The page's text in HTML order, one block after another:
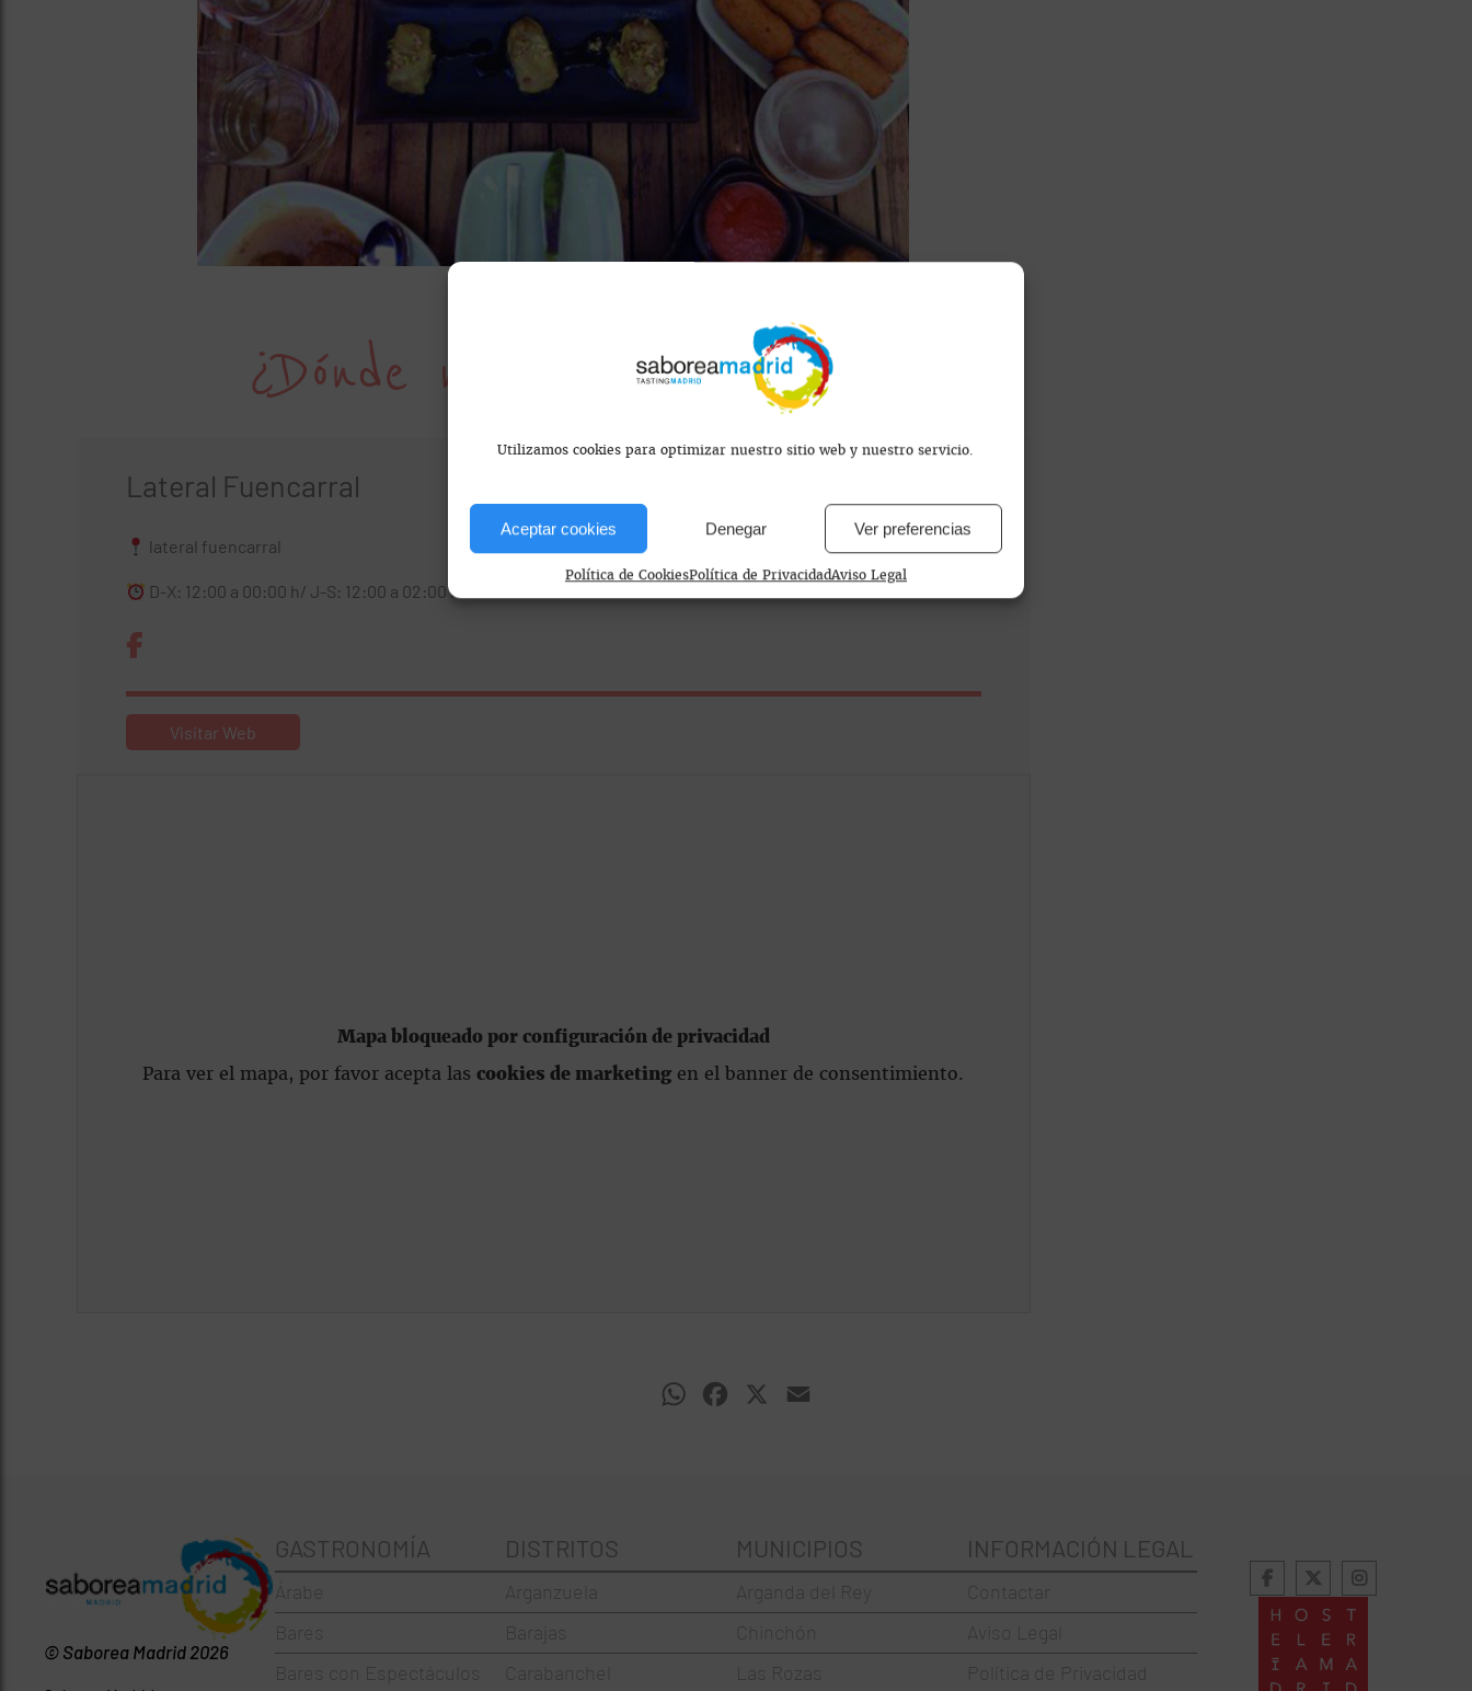
Utilizamos cookies para optimizar nuestro sitio web y nuestro servicio.
Aceptar cookies Denegar Ver preferencias
Política de CookiesPolítica de PrivacidadAviso Legal
¿Dónde nos encontramos?
Lateral Fuencarral
lateral fuencarral
D-X: 12:00 a 00:00 h/ J-S: 12:00 a 02:00 h
Visitar Web
Mapa bloqueado por configuración de privacidad
Para ver el mapa, por favor acepta lascookies de marketing en el banner de consentimiento.
WhatsAppFacebook
© Saborea Madrid 2026
GASTRONOMÍA
Árabe
Bares
Bares con Espectáculos
DISTRITOS
Arganzuela
Barajas
Carabanchel
MUNICIPIOS
Arganda del Rey
Chinchón
Las Rozas
INFORMACIÓN LEGAL
Contactar
Aviso Legal
Política de Privacidad